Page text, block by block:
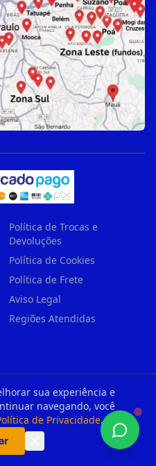
sua experiência e
navegando, você
de Privacidade.
Política de Trocas e
Devoluções
Política de Cookies
Política de Frete
Aviso Legal
Regiões Atendidas
— Encaminhamos sempre
de sua residência
— CNPJ: 61.728.592/0001-